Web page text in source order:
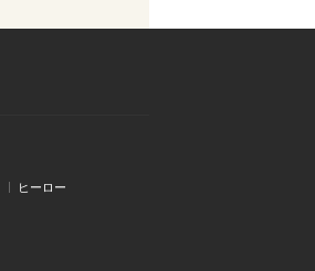
ヒーロー